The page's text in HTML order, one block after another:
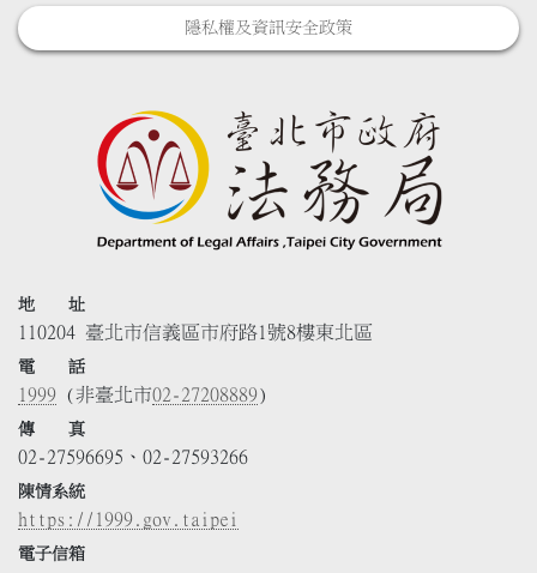
隱私權及資訊安全政策
地 址
110204 臺北市信義區市府路1號8樓東北區
電 話
1999 (非臺北市02-27208889)
傳 真
02-27596695、02-27593266
陳情系統
https://1999.gov.taipei
電子信箱